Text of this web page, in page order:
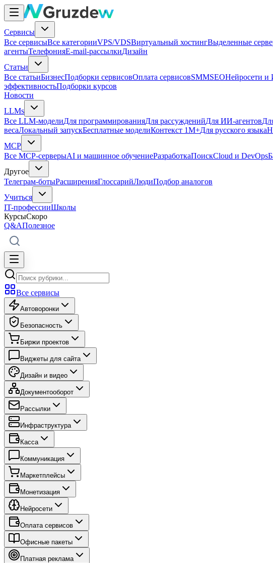
Сервисы
Все сервисыВсе категорииVPS/VDSВиртуальный хостингВыделенные
агентыТелефонияE-mail-рассылкиДизайн
Статьи
Все статьиБизнесПодборки сервисовОплата сервисовSMMSEOНейросети
эффективностьПодборки курсов
Новости
LLMs
Все LLM-моделиДля программированияДля рассужденийДля ИИ-агентов
весаЛокальный запускБесплатные моделиКонтекст 1M+Для русского языка
MCP
Все MCP-серверыAI и машинное обучениеРазработкаПоискCloud и DevOps
Другое
Телеграм-ботыРасширенияГлоссарийЛюдиПодбор аналогов
Учиться
IT-профессииШколы
КурсыСкоро
Q&AПолезное
Все сервисы
Автоворонки
Безопасность
Биржи проектов
Виджеты для сайта
Дизайн и видео
Документооборот
Рассылки
Инфраструктура
Касса
Коммуникация
Маркетплейсы
Монетизация
Нейросети
Оплата сервисов
Офисные пакеты
Платная реклама